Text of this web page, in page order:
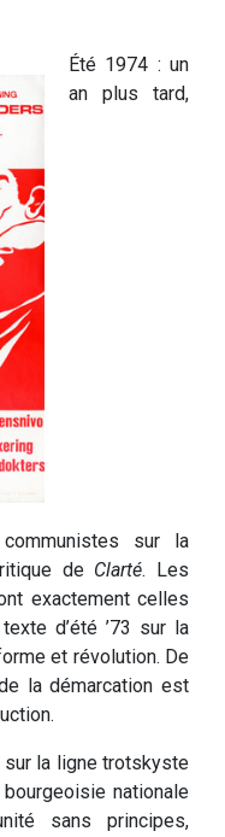
Été 1974 : un
an plus tard,
sur la
de Clarté. Les
exactement celles
d’été ’73 sur la
et révolution. De
la démarcation est
sur la ligne trotskyste
nationale
sans principes,